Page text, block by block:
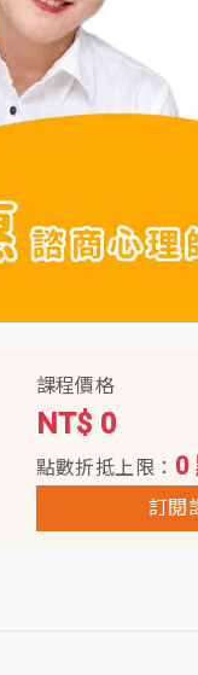
課程價格
NT$ 0
點數折抵上限： 0
訂閱